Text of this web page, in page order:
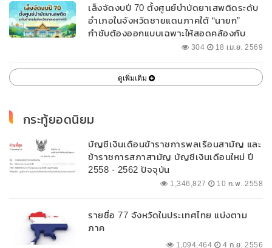
เล็งจัดงบปี 70 ตั้งศูนย์บำบัดยาเสพติดระดับ
อำเภอในจังหวัดชายแดนภาคใต้ “นายก”
กำชับต้องออกแบบเฉพาะให้สอดคล้องกับ
304 18 เม.ย. 2569
ดูเพิ่มเติม
กระทู้ยอดนิยม
บัญชีเงินเดือนข้าราชการพลเรือนสามัญ และ
ข้าราชการสภาสามัญ บัญชีเงินเดือนใหม่ ปี
2558 - 2562 ปัจจุบัน
1,346,827 10 ก.พ. 2558
รายชื่อ 77 จังหวัดในประเทศไทย แบ่งตาม
ภาค
1,094,464 4 ก.ย. 2556